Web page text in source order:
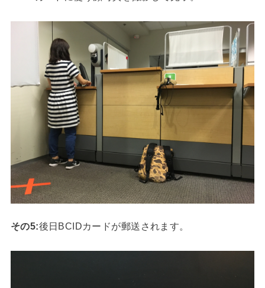
その5:後日BCIDカードが郵送されます。